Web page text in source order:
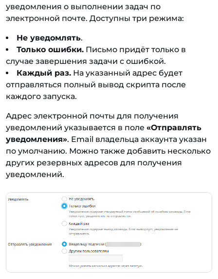
уведомления о выполнении задач по
электронной почте. Доступны три режима:
Не уведомлять.
Только ошибки. Письмо придёт только в
случае завершения задачи с ошибкой.
Каждый раз. На указанный адрес будет
отправляться полный вывод скрипта после
каждого запуска.
Адрес электронной почты для получения
уведомлений указывается в поле «Отправлять
уведомления». Email владельца аккаунта указан
по умолчанию. Можно также добавить несколько
других резервных адресов для получения
уведомлений.